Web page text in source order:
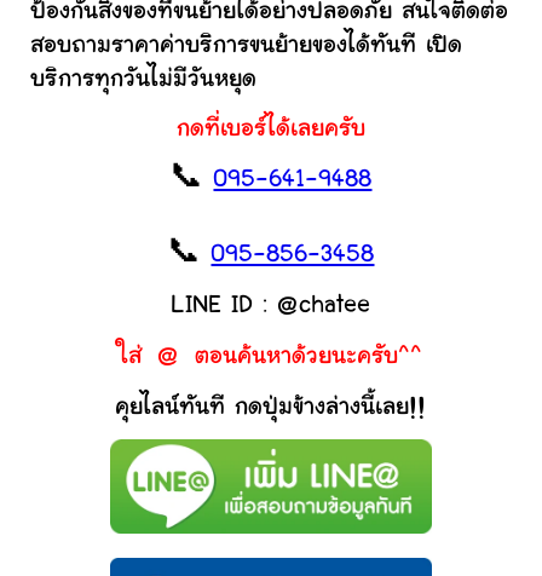
ป้องกันสิ่งของที่ขนย้ายได้อย่างปลอดภัย สนใจติดต่อ
สอบถามราคาค่าบริการขนย้ายของได้ทันที เปิด
บริการทุกวันไม่มีวันหยุด
กดที่เบอร์ได้เลยครับ
📞095-641-9488
📞095-856-3458
LINE ID : @chatee
ใส่ @ ตอนค้นหาด้วยนะครับ^^
คุยไลน์ทันที กดปุ่มข้างล่างนี้เลย!!